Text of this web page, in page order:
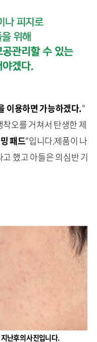
이용하면 가능하겠다."
오를 거쳐서 탄생한 제
패드"입니다.제품이 나
했고 아들은 의심반 기
난후의 사진입니다.